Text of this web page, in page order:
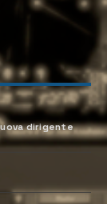
dirigente